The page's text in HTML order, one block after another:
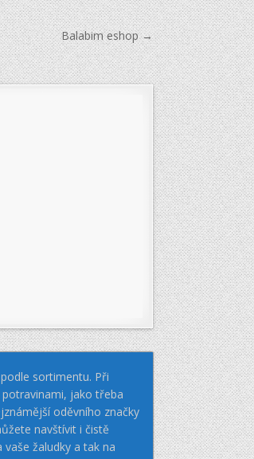
Balabim eshop →
sortimentu. Při
jako třeba
oděvního značky
navštívit i čistě
žaludky a tak na